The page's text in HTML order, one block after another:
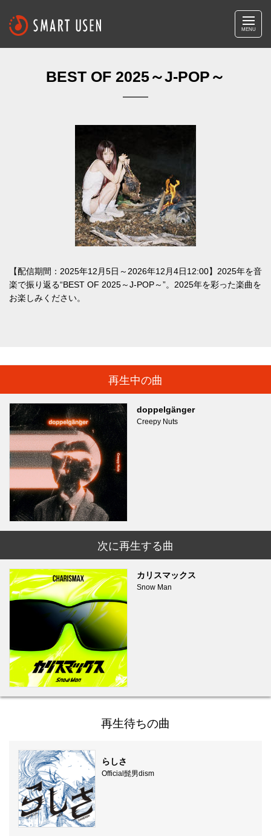
MENU
BEST OF 2025～J-POP～
【配信期間：2025年12月5日～2026年12月4日12:00】2025年を音
楽で振り返る“BEST OF 2025～J-POP～”。2025年を彩った楽曲を
お楽しみください。
再生中の曲
doppelgänger
Creepy Nuts
次に再生する曲
カリスマックス
Snow Man
再生待ちの曲
らしさ
Official髭男dism